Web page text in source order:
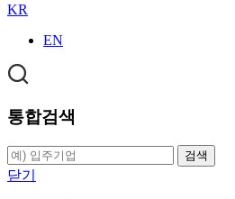
KR
EN
통합검색
검색
닫기